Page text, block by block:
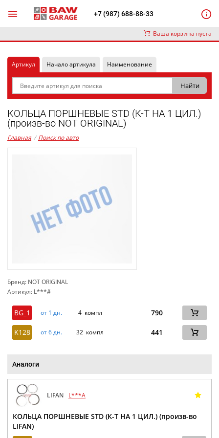
+7 (987) 688-88-33
Ваша корзина пуста
Артикул Начало артикула Наименование
КОЛЬЦА ПОРШНЕВЫЕ STD (К-Т НА 1 ЦИЛ.)
(произв-во NOT ORIGINAL)
Главная / Поиск по авто
Бренд: NOT ORIGINAL
Артикул: L***#
BG_1 от 1 дн. 4 компл 790
K128 от 6 дн. 32 компл 441
Аналоги
LIFAN L***A
КОЛЬЦА ПОРШНЕВЫЕ STD (К-Т НА 1 ЦИЛ.) (произв-во
LIFAN)